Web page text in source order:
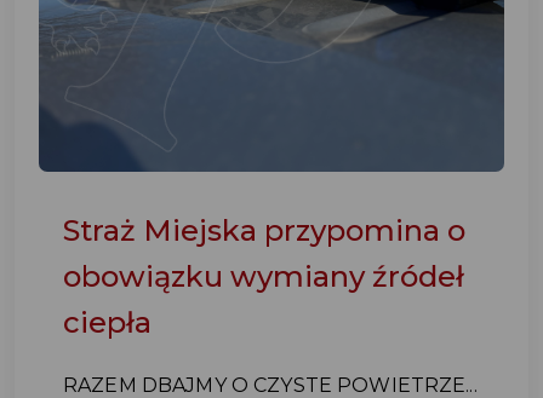
Straż Miejska przypomina o
obowiązku wymiany źródeł
ciepła
RAZEM DBAJMY O CZYSTE POWIETRZE...